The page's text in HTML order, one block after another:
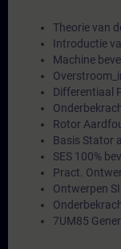
Theorie van
Introductie
Machine
Differentiaal
Rotor
Basis Stator
SES 100%
Pract.
Ontwerpen
7UM85